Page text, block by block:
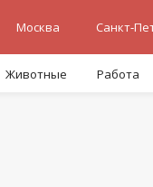
Москва Санкт-
Животные Работа